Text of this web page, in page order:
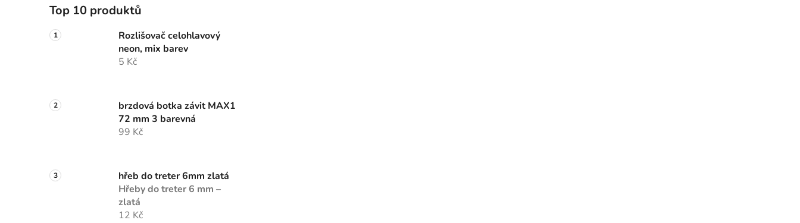
Top 10 produktů
Rozlišovač celohlavový
neon, mix barev
5 Kč
brzdová botka závit MAX1
72 mm 3 barevná
99 Kč
hřeb do treter 6mm zlatá
Hřeby do treter 6 mm –
zlatá
12 Kč